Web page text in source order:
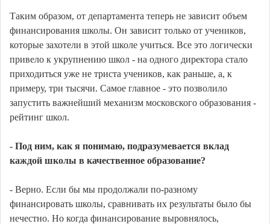
Таким образом, от департамента теперь не зависит объем
финансирования школы. Он зависит только от учеников,
которые захотели в этой школе учиться. Все это логически
привело к укрупнению школ - на одного директора стало
приходиться уже не триста учеников, как раньше, а, к
примеру, три тысячи. Самое главное - это позволило
запустить важнейший механизм московского образования -
рейтинг школ.
- Под ним, как я понимаю, подразумевается вклад
каждой школы в качественное образование?
- Верно. Если бы мы продолжали по-разному
финансировать школы, сравнивать их результаты было бы
нечестно. Но когда финансирование выровнялось,